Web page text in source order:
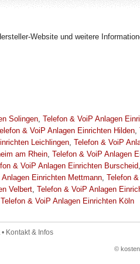
Website und weitere
Solingen Telefon & VoiP Anlagen
& VoiP Anlagen Einrichten Hilden
Leichlingen Telefon & VoiP
am Rhein Telefon & VoiP Anlagen
& VoiP Anlagen Einrichten Burscheid
Einrichten Mettmann Telefon
Velbert Telefon & VoiP Anlagen
Telefon & VoiP Anlagen Einrichten Köln
• Kontakt & Infos
©